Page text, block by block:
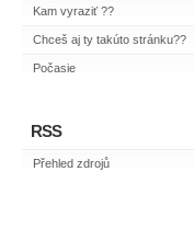
Kam vyraziť ??
Chceš aj ty takúto stránku??
Počasie
RSS
Přehled zdrojů